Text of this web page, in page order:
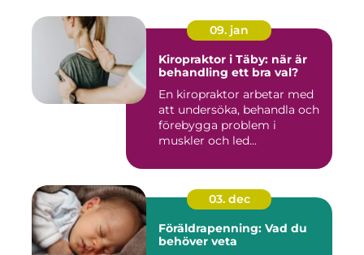
09. jan
Kiropraktor i Täby: när är
behandling ett bra val?
En kiropraktor arbetar med
att undersöka, behandla och
förebygga problem i
muskler och led...
03. dec
Föräldrapenning: Vad du
behöver veta